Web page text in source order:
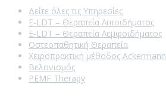
Δείτε όλες τις Υπηρεσίες
E-LDT – Θεραπεία Λιποιδήματος
E-LDT – Θεραπεία Λεμφοιδήματος
Οστεοπαθητική Θεραπεία
Χειροπρακτική μέθοδος Ackermann
Βελονισμός
PEMF Therapy